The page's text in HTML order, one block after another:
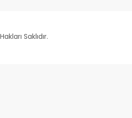
Saklıdır.